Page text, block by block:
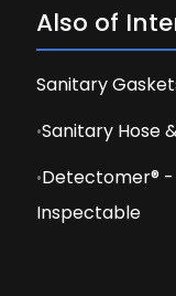
Also of
Sanitary
Sanitary Hose
Detectomer®
Inspectable